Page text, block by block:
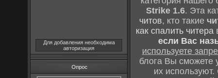
Для добавления необходима
авторизация
Опрос
Strike 1.6. Эта
читов, кто такие
как спалить читера
если Вас
используете
блога Вы сможете
их